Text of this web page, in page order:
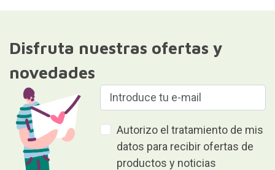
Disfruta nuestras ofertas y
novedades
Autorizo el tratamiento de mis
datos para recibir ofertas de
productos y noticias